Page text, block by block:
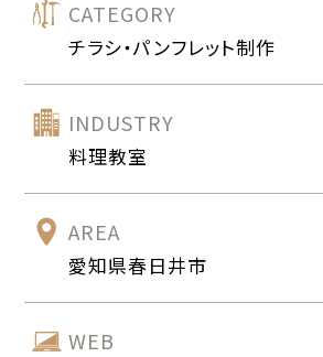
CATEGORY
チラシ・パンフレット制作
INDUSTRY
料理教室
AREA
愛知県春日井市
WEB